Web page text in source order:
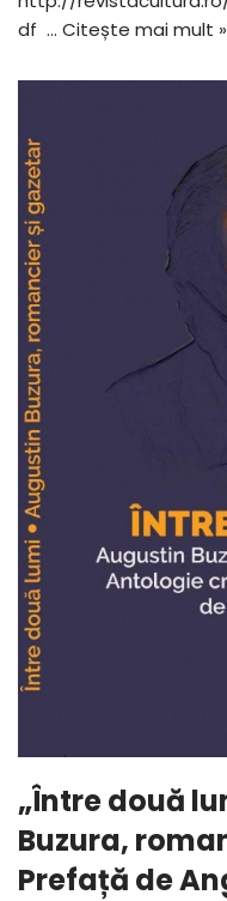
df … Citește mai mult »
„Între două
Buzura,
Prefață de